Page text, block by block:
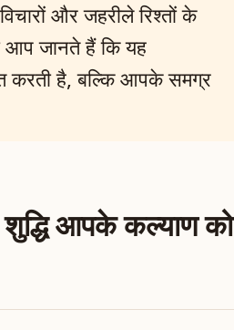
और जहरीले रिश्तों के
आप जानते हैं कि यह
करती है, बल्कि आपके समग्र
आपके कल्याण को